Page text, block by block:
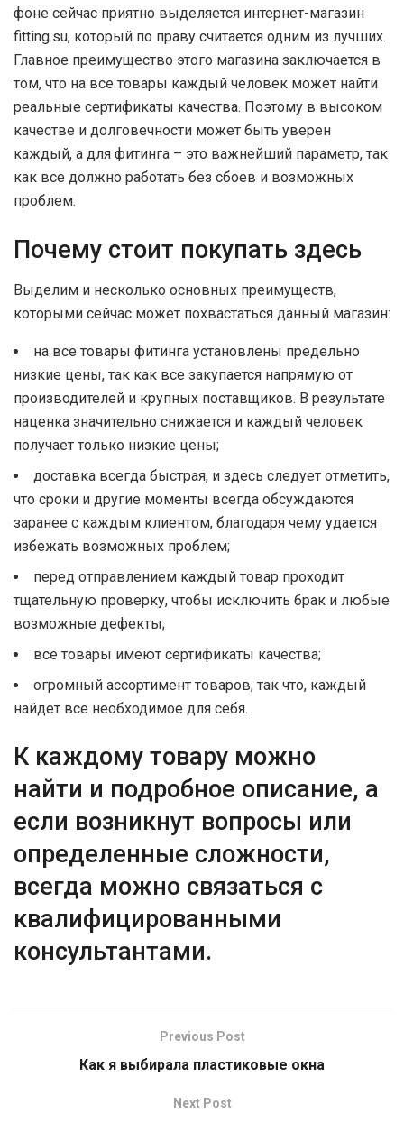
фоне сейчас приятно выделяется интернет-магазин
fitting.su, который по праву считается одним из лучших.
Главное преимущество этого магазина заключается в
том, что на все товары каждый человек может найти
реальные сертификаты качества. Поэтому в высоком
качестве и долговечности может быть уверен
каждый, а для фитинга – это важнейший параметр, так
как все должно работать без сбоев и возможных
проблем.
Почему стоит покупать здесь
Выделим и несколько основных преимуществ,
которыми сейчас может похвастаться данный магазин:
на все товары фитинга установлены предельно
низкие цены, так как все закупается напрямую от
производителей и крупных поставщиков. В результате
наценка значительно снижается и каждый человек
получает только низкие цены;
доставка всегда быстрая, и здесь следует отметить,
что сроки и другие моменты всегда обсуждаются
заранее с каждым клиентом, благодаря чему удается
избежать возможных проблем;
перед отправлением каждый товар проходит
тщательную проверку, чтобы исключить брак и любые
возможные дефекты;
все товары имеют сертификаты качества;
огромный ассортимент товаров, так что, каждый
найдет все необходимое для себя.
К каждому товару можно
найти и подробное описание, а
если возникнут вопросы или
определенные сложности,
всегда можно связаться с
квалифицированными
консультантами.
Previous Post
Как я выбирала пластиковые окна
Next Post